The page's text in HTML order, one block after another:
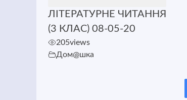
ЛІТЕРАТУРНЕ ЧИТАННЯ
(3 КЛАС) 08-05-20
205views
Дом@шка